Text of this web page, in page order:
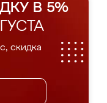
В 5%
скидка